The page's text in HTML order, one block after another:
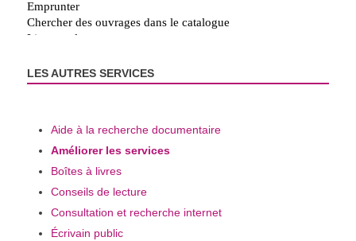
LES AUTRES SERVICES
Aide à la recherche documentaire
Améliorer les services
Boîtes à livres
Conseils de lecture
Consultation et recherche internet
Écrivain public